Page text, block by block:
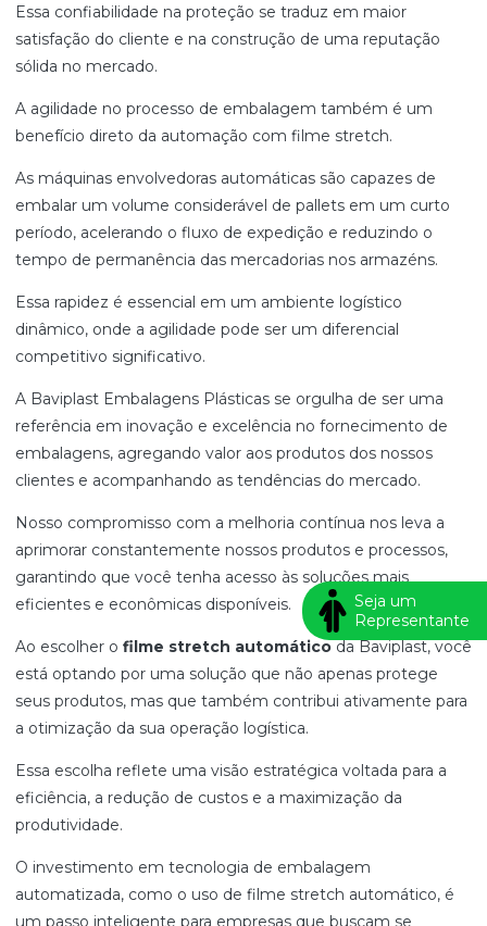
Essa confiabilidade na proteção se traduz em maior
satisfação do cliente e na construção de uma reputação
sólida no mercado.
A agilidade no processo de embalagem também é um
benefício direto da automação com filme stretch.
As máquinas envolvedoras automáticas são capazes de
embalar um volume considerável de pallets em um curto
período, acelerando o fluxo de expedição e reduzindo o
tempo de permanência das mercadorias nos armazéns.
Essa rapidez é essencial em um ambiente logístico
dinâmico, onde a agilidade pode ser um diferencial
competitivo significativo.
A Baviplast Embalagens Plásticas se orgulha de ser uma
referência em inovação e excelência no fornecimento de
embalagens, agregando valor aos produtos dos nossos
clientes e acompanhando as tendências do mercado.
Nosso compromisso com a melhoria contínua nos leva a
aprimorar constantemente nossos produtos e processos,
garantindo que você tenha acesso às soluções mais
eficientes e econômicas disponíveis.
Ao escolher o filme stretch automáticoda Baviplast, você
está optando por uma solução que não apenas protege
seus produtos, mas que também contribui ativamente para
a otimização da sua operação logística.
Essa escolha reflete uma visão estratégica voltada para a
eficiência, a redução de custos e a maximização da
produtividade.
O investimento em tecnologia de embalagem
automatizada, como o uso de filme stretch automático, é
um passo inteligente para empresas que buscam se
Seja um
Representante